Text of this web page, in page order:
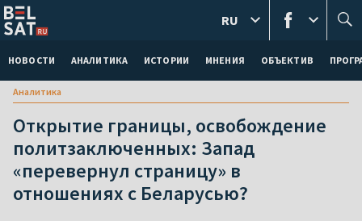
НОВОСТИ АНАЛИТИКА ИСТОРИИ МНЕНИЯ ОБЪЕКТИВ
RU
Аналитика
Открытие границы, освобождение
политзаключенных: Запад
«перевернул страницу» в
отношениях с Беларусью?